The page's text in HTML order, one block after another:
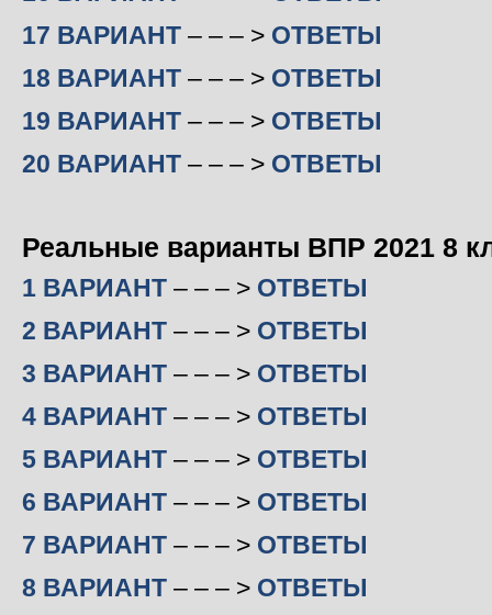
17 ВАРИАНТ – – – > ОТВЕТЫ
18 ВАРИАНТ – – – > ОТВЕТЫ
19 ВАРИАНТ – – – > ОТВЕТЫ
20 ВАРИАНТ – – – > ОТВЕТЫ
Реальные варианты ВПР 2021 8
1 ВАРИАНТ – – – > ОТВЕТЫ
2 ВАРИАНТ – – – > ОТВЕТЫ
3 ВАРИАНТ – – – > ОТВЕТЫ
4 ВАРИАНТ – – – > ОТВЕТЫ
5 ВАРИАНТ – – – > ОТВЕТЫ
6 ВАРИАНТ – – – > ОТВЕТЫ
7 ВАРИАНТ – – – > ОТВЕТЫ
8 ВАРИАНТ – – – > ОТВЕТЫ